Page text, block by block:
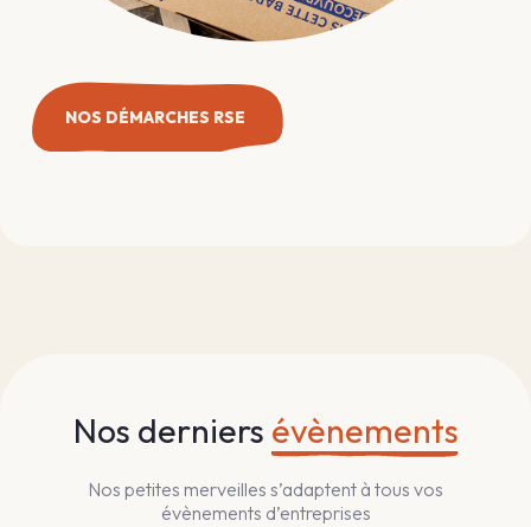
NOS DÉMARCHES RSE
Nos derniers évènements
Nos petites merveilles s’adaptent à tous vos
évènements d’entreprises